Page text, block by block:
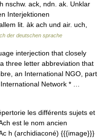
nschw. ack, ndn. ak. Unklar
Interjektionen
lit. àk ach und air. uch,
der deutschen sprache
interjection that closely
three letter abbreviation that
an International NGO, part
Network * …
les différents sujets et
est le nom ancien
h (archidiaconé) {{{image}}}